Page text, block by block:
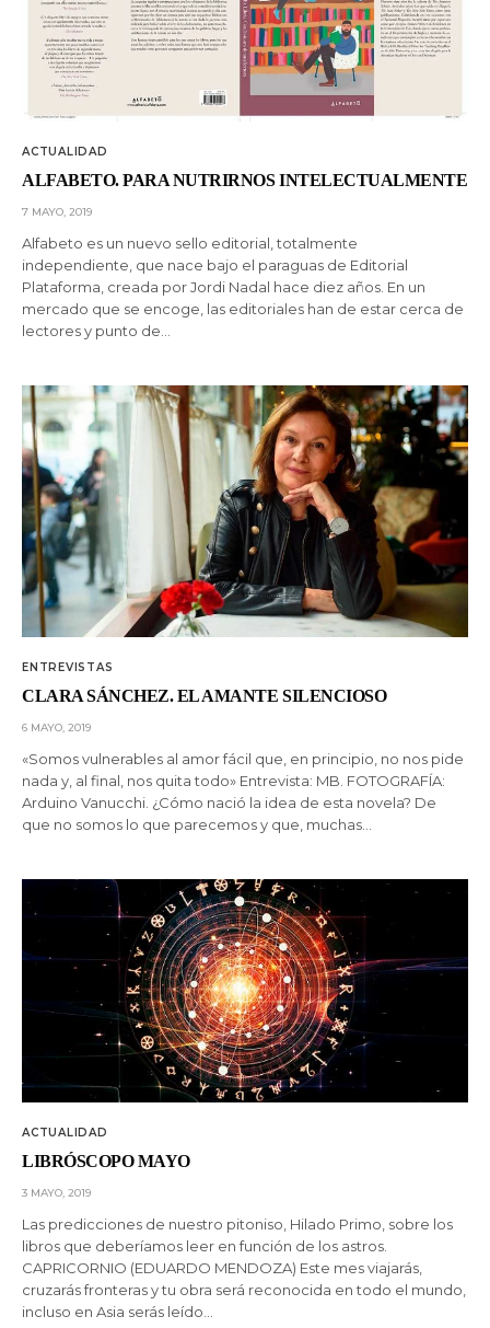
ACTUALIDAD
ALFABETO. PARA NUTRIRNOS INTELECTUALMENTE
7 MAYO, 2019
Alfabeto es un nuevo sello editorial, totalmente
independiente, que nace bajo el paraguas de Editorial
Plataforma, creada por Jordi Nadal hace diez años. En un
mercado que se encoge, las editoriales han de estar cerca de
lectores y punto de…
ENTREVISTAS
CLARA SÁNCHEZ. EL AMANTE SILENCIOSO
6 MAYO, 2019
«Somos vulnerables al amor fácil que, en principio, no nos pide
nada y, al final, nos quita todo» Entrevista: MB. FOTOGRAFÍA:
Arduino Vanucchi. ¿Cómo nació la idea de esta novela? De
que no somos lo que parecemos y que, muchas…
ACTUALIDAD
LIBRÓSCOPO MAYO
3 MAYO, 2019
Las predicciones de nuestro pitoniso, Hilado Primo, sobre los
libros que deberíamos leer en función de los astros.
CAPRICORNIO (EDUARDO MENDOZA) Este mes viajarás,
cruzarás fronteras y tu obra será reconocida en todo el mundo,
incluso en Asia serás leído…